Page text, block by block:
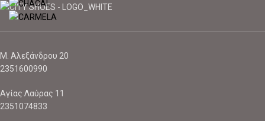
Μ. Αλεξάνδρου 20
2351600990
Αγίας Λαύρας 11
2351074833